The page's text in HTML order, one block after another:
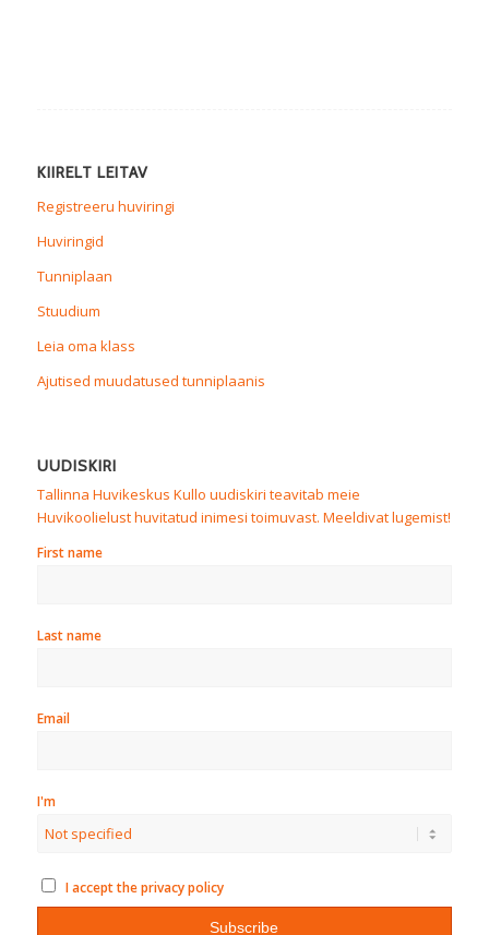
KIIRELT LEITAV
Registreeru huviringi
Huviringid
Tunniplaan
Stuudium
Leia oma klass
Ajutised muudatused tunniplaanis
UUDISKIRI
Tallinna Huvikeskus Kullo uudiskiri teavitab meie
Huvikoolielust huvitatud inimesi toimuvast. Meeldivat lugemist!
First name
Last name
Email
I'm
I accept the privacy policy